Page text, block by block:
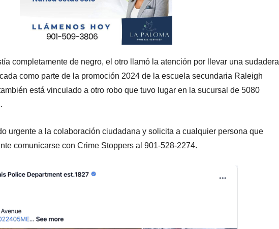
completamente de negro, el otro llamó la atención por llevar una sudadera
como parte de la promoción 2024 de la escuela secundaria Raleigh
está vinculado a otro robo que tuvo lugar en la sucursal de 5080
urgente a la colaboración ciudadana y solicita a cualquier persona que
comunicarse con Crime Stoppers al 901-528-2274.